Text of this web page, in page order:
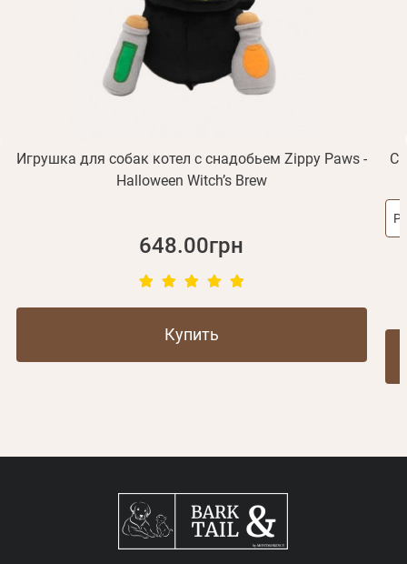
Игрушка для собак котел с снадобьем Zippy Paws -
Halloween Witch’s Brew
648.00грн
Купить
Отправить
Регистрация
или с помощью
Отправить
Вспомнили пароль?
Не пришло письмо?
Повторить отправку
ваша учетная запись не подтверждена